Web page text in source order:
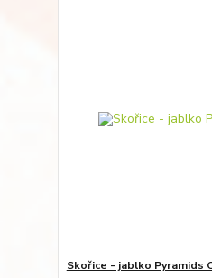
Skořice - jablko Pyramids